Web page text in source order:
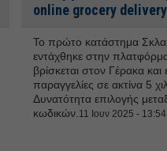
online grocery delivery
Το πρώτο κατάστημα
εντάχθηκε στην
βρίσκεται στον Γέρακα και
παραγγελίες σε ακτίνα 5
Δυνατότητα επιλογής
κωδικών. 11 Ιουν 2025 - 13:54